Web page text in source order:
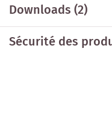
Downloads (2)
Sécurité des